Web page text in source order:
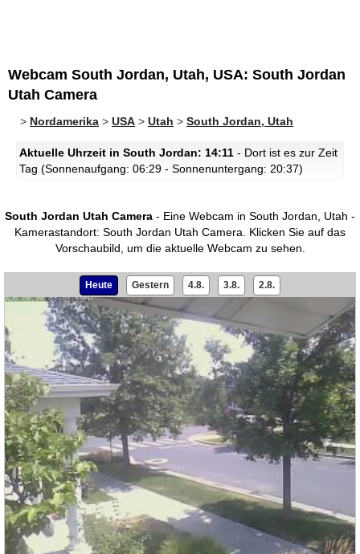
Webcam South Jordan, Utah, USA: South Jordan
Utah Camera
> Nordamerika > USA > Utah > South Jordan, Utah
Aktuelle Uhrzeit in South Jordan: 14:11 - Dort ist es zur Zeit
Tag (Sonnenaufgang: 06:29 - Sonnenuntergang: 20:37)
South Jordan Utah Camera - Eine Webcam in South Jordan, Utah -
Kamerastandort: South Jordan Utah Camera.
Klicken Sie auf das
Vorschaubild, um die aktuelle Webcam zu sehen.
Heute Gestern 4.8. 3.8. 2.8.